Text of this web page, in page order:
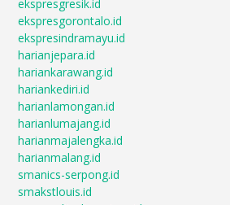
ekspresgresik.id
ekspresgorontalo.id
ekspresindramayu.id
harianjepara.id
hariankarawang.id
hariankediri.id
harianlamongan.id
harianlumajang.id
harianmajalengka.id
harianmalang.id
smanics-serpong.id
smakstlouis.id